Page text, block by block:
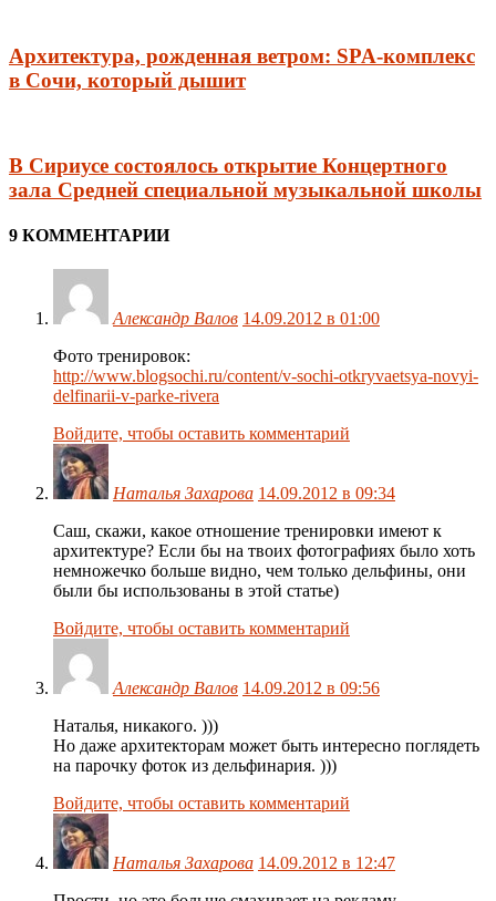
Архитектура, рожденная ветром: SPA-комплекс
в Сочи, который дышит
В Сириусе состоялось открытие Концертного
зала Средней специальной музыкальной школы
9 КОММЕНТАРИИ
Александр Валов 14.09.2012 в 01:00
Фото тренировок:
http://www.blogsochi.ru/content/v-sochi-otkryvaetsya-novyi-
delfinarii-v-parke-rivera
Войдите, чтобы оставить комментарий
Наталья Захарова 14.09.2012 в 09:34
Саш, скажи, какое отношение тренировки имеют к
архитектуре? Если бы на твоих фотографиях было хоть
немножечко больше видно, чем только дельфины, они
были бы использованы в этой статье)
Войдите, чтобы оставить комментарий
Александр Валов 14.09.2012 в 09:56
Наталья, никакого. )))
Но даже архитекторам может быть интересно поглядеть
на парочку фоток из дельфинария. )))
Войдите, чтобы оставить комментарий
Наталья Захарова 14.09.2012 в 12:47